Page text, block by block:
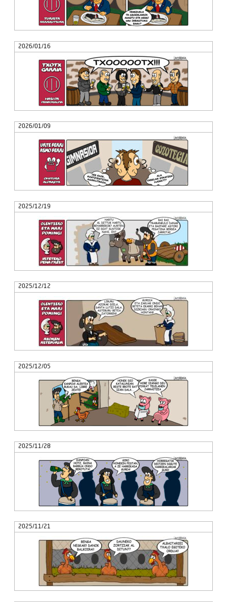
2026/01/16
2026/01/09
2025/12/19
2025/12/12
2025/12/05
2025/11/28
2025/11/21